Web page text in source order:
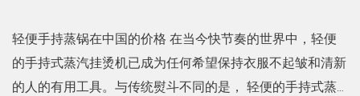
轻便手持蒸锅在中国的价格 在当今快节奏的世界中，轻便
的手持式蒸汽挂烫机已成为任何希望保持衣服不起皱和清新
的人的有用工具。与传统熨斗不同的是， 轻便的手持式蒸